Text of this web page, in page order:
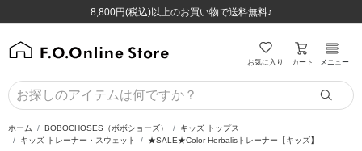
8,800円(税込)以上のお買い物で送料無料♪
ほぼ全品半額！！8/12(水)お昼12:59まで！！
8,800円(税込)以上のお買い物で送料無料♪
ほぼ全品半額！！8/12(水)お昼12:59まで！！
お気に入り カート メニュー
ホーム BOBOCHOSES（ボボショーズ）
キッズ トップス
キッズ トレーナー・スウェット
★SALE★Color Herbalisトレーナー【キッズ】